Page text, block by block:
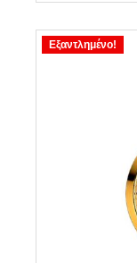
Εξαντλημένο!